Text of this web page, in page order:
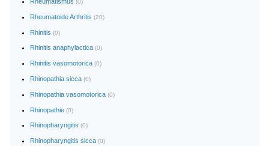
(0)
Rheumatoide Arthritis (20)
Rhinitis (0)
Rhinitis anaphylactica (0)
Rhinitis vasomotorica (0)
Rhinopathia sicca (0)
Rhinopathia vasomotorica (0)
Rhinopathie (0)
Rhinopharyngitis (0)
Rhinopharyngitis sicca (0)